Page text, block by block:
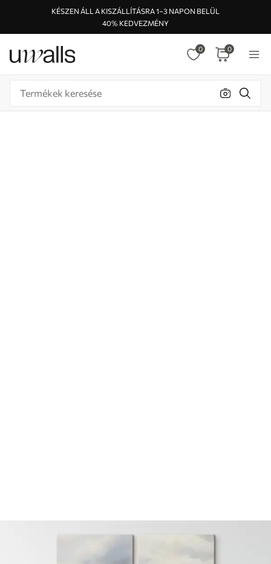
KÉSZEN ÁLL A KISZÁLLÍTÁSRA 1–3 NAPON BELÜL
40% KEDVEZMÉNY
0 0